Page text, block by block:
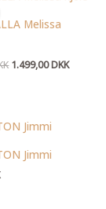
Melissa
oprindelige
var:
1.499,00DKK
aktuelle
Jimmi